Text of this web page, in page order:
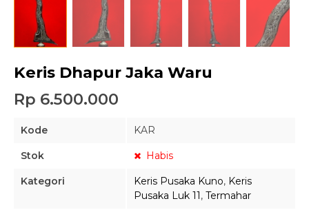
Keris Dhapur Jaka Waru
Rp 6.500.000
Kode KAR
Stok Habis
Kategori Keris Pusaka Kuno, Keris
Pusaka Luk 11, Termahar